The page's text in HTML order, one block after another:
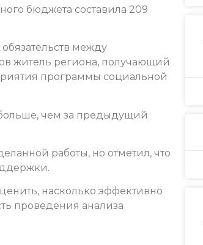
бюджета составила 209
между
житель региона, получающий
программы социальной
чем за предыдущий
работы, но отметил, что
насколько эффективно
проведения анализа